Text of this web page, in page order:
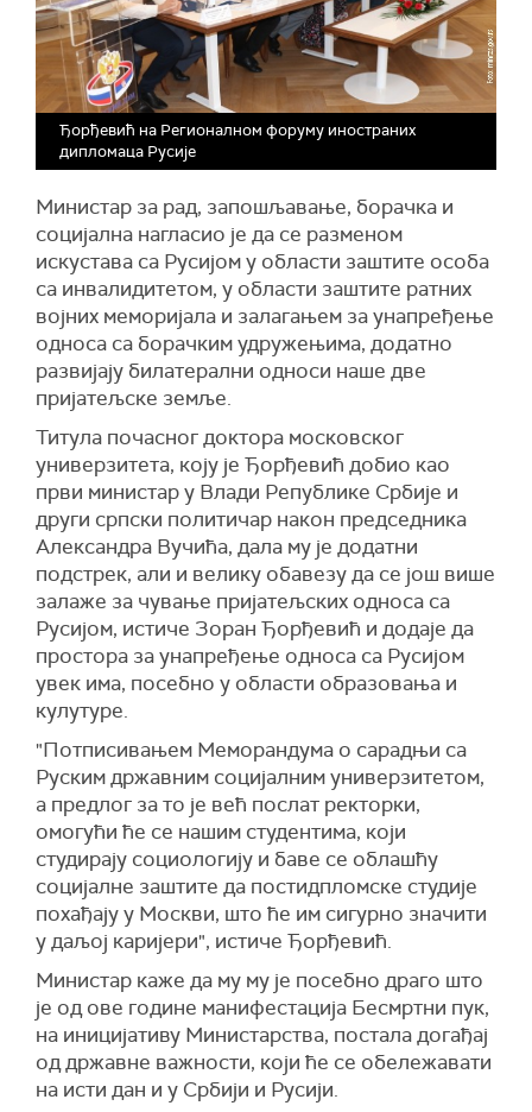
Ђорђевић на Регионалном форуму иностраних
дипломаца Русије
Министар за рад, запошљавање, борачка и
социјална нагласио је да се разменом
искустава са Русијом у области заштите особа
са инвалидитетом, у области заштите ратних
војних меморијала и залагањем за унапређење
односа са борачким удружењима, додатно
развијају билатерални односи наше две
пријатељске земље.
Титула почасног доктора московског
универзитета, коју је Ђорђевић добио као
први министар у Влади Републике Србије и
други српски политичар након председника
Александра Вучића, дала му је додатни
подстрек, али и велику обавезу да се још више
залаже за чување пријатељских односа са
Русијом, истиче Зоран Ђорђевић и додаје да
простора за унапређење односа са Русијом
увек има, посебно у области образовања и
кулутуре.
"Потписивањем Меморандума о сарадњи са
Руским државним социјалним универзитетом,
а предлог за то је већ послат ректорки,
омогући ће се нашим студентима, који
студирају социологију и баве се облашћу
социјалне заштите да постидпломске студије
похађају у Москви, што ће им сигурно значити
у даљој каријери", истиче Ђорђевић.
Министар каже да му му је посебно драго што
је од ове године манифестација Бесмртни пук,
на иницијативу Министарства, постала догађај
од државне важности, који ће се обележавати
на исти дан и у Србији и Русији.